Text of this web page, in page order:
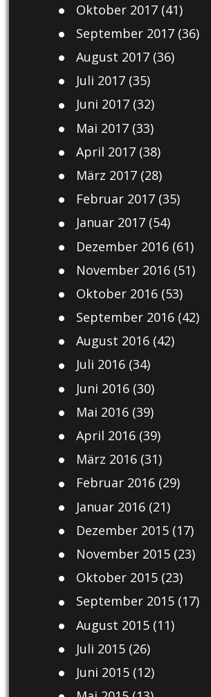
Oktober 2017(41)
September 2017(36)
August 2017(36)
Juli 2017(35)
Juni 2017(32)
Mai 2017(33)
April 2017(38)
März 2017(28)
Februar 2017(35)
Januar 2017(54)
Dezember 2016(61)
November 2016(51)
Oktober 2016(53)
September 2016(42)
August 2016(42)
Juli 2016(34)
Juni 2016(30)
Mai 2016(39)
April 2016(39)
März 2016(31)
Februar 2016(29)
Januar 2016(21)
Dezember 2015(17)
November 2015(23)
Oktober 2015(23)
September 2015(17)
August 2015(11)
Juli 2015(26)
Juni 2015(12)